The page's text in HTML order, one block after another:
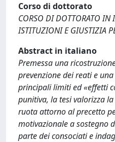
Corso di dottorato
CORSO DI DOTTORATO IN
ISTITUZIONI E GIUSTIZIA
Abstract in italiano
Premessa una
prevenzione dei reati e
principali limiti ed «effetti
punitiva, la tesi valorizza
ruota attorno al precetto
motivazionale a sostegno
parte dei consociati e